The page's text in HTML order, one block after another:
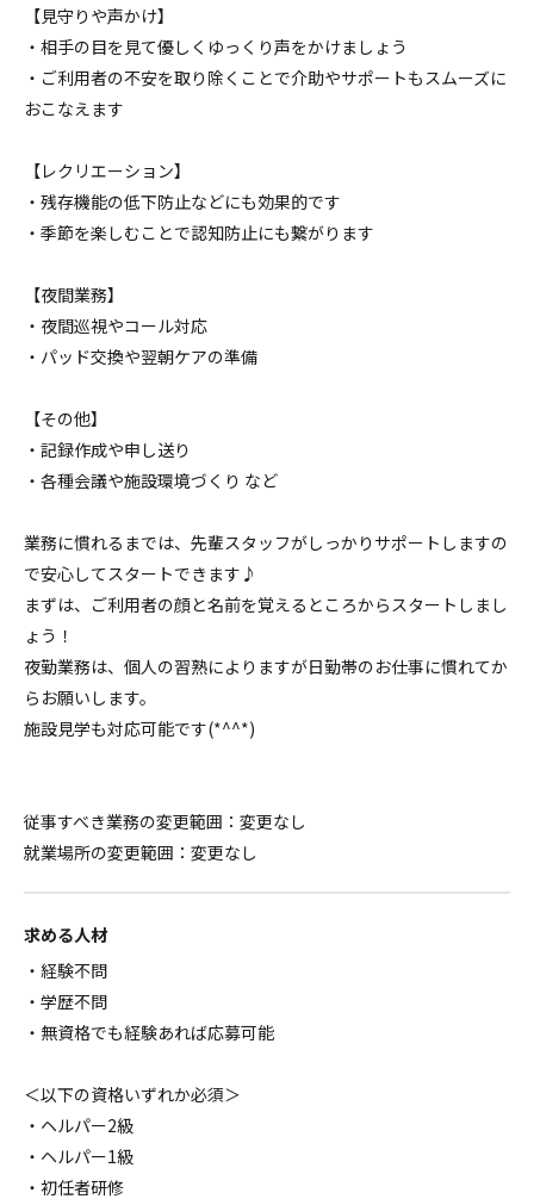
【見守りや声かけ】
・相手の目を見て優しくゆっくり声をかけましょう
・ご利用者の不安を取り除くことで介助やサポートもスムーズに
おこなえます
【レクリエーション】
・残存機能の低下防止などにも効果的です
・季節を楽しむことで認知防止にも繋がります
【夜間業務】
・夜間巡視やコール対応
・パッド交換や翌朝ケアの準備
【その他】
・記録作成や申し送り
・各種会議や施設環境づくり など
業務に慣れるまでは、先輩スタッフがしっかりサポートしますの
で安心してスタートできます♪
まずは、ご利用者の顔と名前を覚えるところからスタートしまし
ょう！
夜勤業務は、個人の習熟によりますが日勤帯のお仕事に慣れてか
らお願いします。
施設見学も対応可能です(*^^*)
従事すべき業務の変更範囲：変更なし
就業場所の変更範囲：変更なし
求める人材
・経験不問
・学歴不問
・無資格でも経験あれば応募可能
＜以下の資格いずれか必須＞
・ヘルパー2級
・ヘルパー1級
・初任者研修